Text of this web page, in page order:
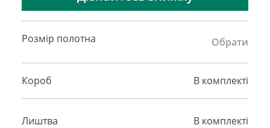
Розмір полотна Обрати
Короб В комплекті
Лиштва В комплекті